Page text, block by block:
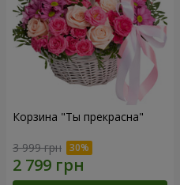
Корзина "Ты прекрасна"
3 999 грн